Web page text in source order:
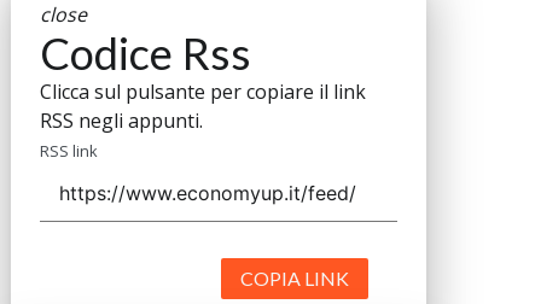
close
Codice Rss
Clicca sul pulsante per copiare il link
RSS negli appunti.
RSS link
COPIA LINK